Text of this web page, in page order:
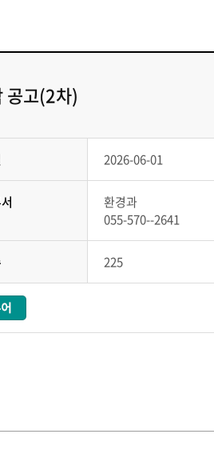
공고(2차)
2026-06-01
환경과
055-570--2641
225